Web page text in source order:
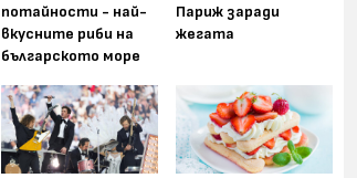
потайности - най-
вкусните риби на
българското море
Париж заради
жегата